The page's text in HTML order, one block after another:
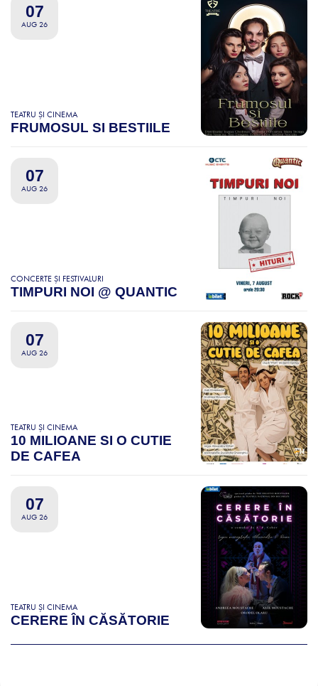
07
AUG 26
TEATRU ȘI CINEMA
FRUMOSUL SI BESTIILE
07
AUG 26
CONCERTE ȘI FESTIVALURI
TIMPURI NOI @ QUANTIC
07
AUG 26
TEATRU ȘI CINEMA
10 MILIOANE SI O CUTIE
DE CAFEA
07
AUG 26
TEATRU ȘI CINEMA
CERERE ÎN CĂSĂTORIE